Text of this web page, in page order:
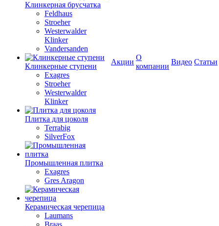
Клинкерная брусчатка
Feldhaus
Stroeher
Westerwalder
Klinker
Vandersanden
Клинкерные ступени
Exagres
Stroeher
Westerwalder
Klinker
Плитка для цоколя
Terrabig
SilverFox
Промышленная плитка
Exagres
Gres Aragon
Керамическая черепица
Laumans
Braas
Акции
О
компании
Видео Статьи